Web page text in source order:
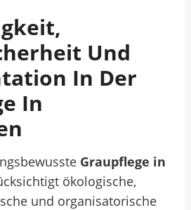
Und
In Der
In
Graupflege in
ökologische,
und organisatorische